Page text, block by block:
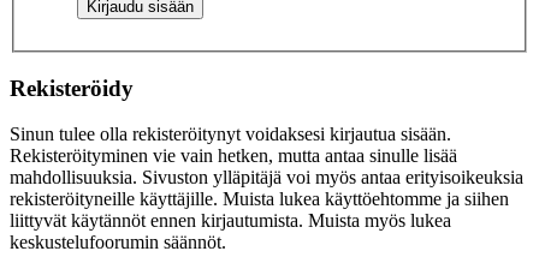
Rekisteröidy
Sinun tulee olla rekisteröitynyt voidaksesi kirjautua sisään.
Rekisteröityminen vie vain hetken, mutta antaa sinulle lisää
mahdollisuuksia. Sivuston ylläpitäjä voi myös antaa erityisoikeuksia
rekisteröityneille käyttäjille. Muista lukea käyttöehtomme ja siihen
liittyvät käytännöt ennen kirjautumista. Muista myös lukea
keskustelufoorumin säännöt.